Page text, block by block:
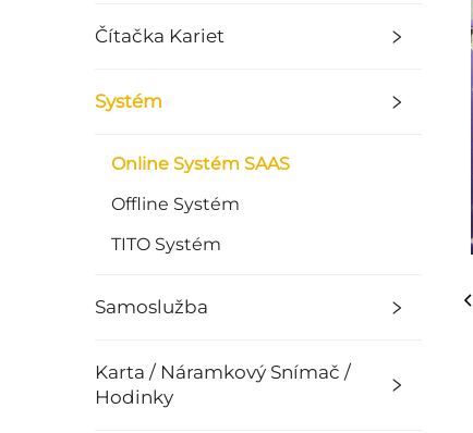
Čítačka Kariet
Systém
Online Systém SAAS
Offline Systém
TITO Systém
Samoslužba
Karta / Náramkový Snímač /
Hodinky